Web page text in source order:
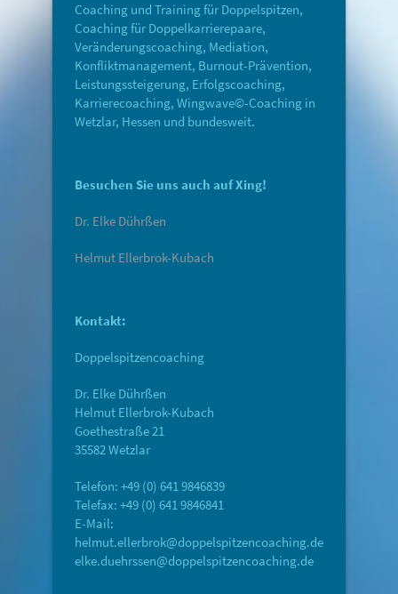
Coaching und Training für Doppelspitzen,
Coaching für Doppelkarrierepaare,
Veränderungscoaching, Mediation,
Konfliktmanagement, Burnout-Prävention,
Leistungssteigerung, Erfolgscoaching,
Karrierecoaching, Wingwave©-Coaching in
Wetzlar, Hessen und bundesweit.
Besuchen Sie uns auch auf Xing!
Dr. Elke Dührßen
Helmut Ellerbrok-Kubach
Kontakt:
Doppelspitzencoaching
Dr. Elke Dührßen
Helmut Ellerbrok-Kubach
Goethestraße 21
35582 Wetzlar
Telefon: +49 (0) 641 9846839
Telefax: +49 (0) 641 9846841
E-Mail:
helmut.ellerbrok@doppelspitzencoaching.de
elke.duehrssen@doppelspitzencoaching.de